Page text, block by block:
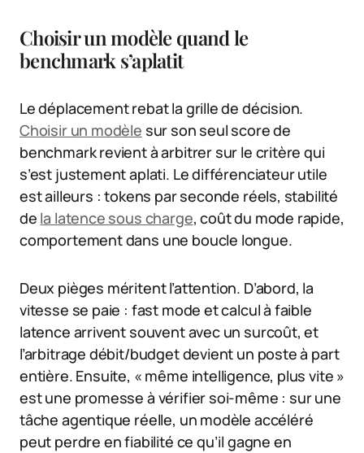
Choisir un modèle quand le
benchmark s’aplatit
Le déplacement rebat la grille de décision.
Choisir un modèle sur son seul score de
benchmark revient à arbitrer sur le critère qui
s’est justement aplati. Le différenciateur utile
est ailleurs : tokens par seconde réels, stabilité
de la latence sous charge, coût du mode rapide,
comportement dans une boucle longue.
Deux pièges méritent l’attention. D’abord, la
vitesse se paie : fast mode et calcul à faible
latence arrivent souvent avec un surcoût, et
l’arbitrage débit/budget devient un poste à part
entière. Ensuite, « même intelligence, plus vite »
est une promesse à vérifier soi-même : sur une
tâche agentique réelle, un modèle accéléré
peut perdre en fiabilité ce qu’il gagne en